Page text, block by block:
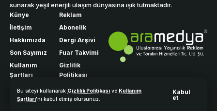
Bu siteyi kullanarak Gizlilik Politikası ve Kullanım
Şartları'nı kabul etmiş olursunuz.
Kabul
et
sunarak yeşil enerjili ulaşım dünyasına ışık tutmaktadır.
Künye
İletişim
Hakkımızda
Son Sayımız
Kullanım
Şartları
Reklam
Abonelik
Dergi Arşivi
Fuar Takvimi
Gizlilik
Politikası